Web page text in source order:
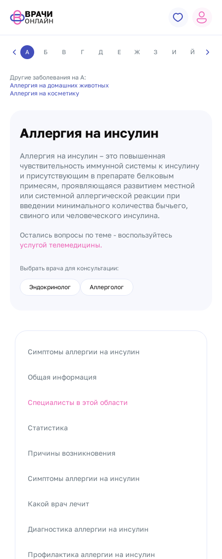
ВРАЧИ
ОНЛАЙН
А Б В Г Д Е Ж З И Й К
Другие заболевания на А:
Аллергия на домашних животных
Аллергия на косметику
Аллергия на инсулин
Аллергия на инсулин – это повышенная
чувствительность иммунной системы к инсулину
и присутствующим в препарате белковым
примесям, проявляющаяся развитием местной
или системной аллергической реакции при
введении минимального количества бычьего,
свиного или человеческого инсулина.
Остались вопросы по теме - воспользуйтесь
услугой телемедицины.
Выбрать врача для консультации:
Эндокринолог Аллерголог
Симптомы аллергии на инсулин
Общая информация
Специалисты в этой области
Статистика
Причины возникновения
Симптомы аллергии на инсулин
Какой врач лечит
Диагностика аллергии на инсулин
Профилактика аллергии на инсулин